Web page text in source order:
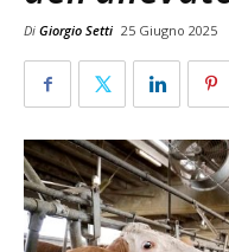
Di Giorgio Setti 25 Giugno 2025